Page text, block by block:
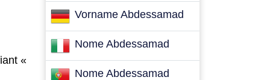
«
Vorname Abdessamad
Nome Abdessamad
Nome Abdessamad